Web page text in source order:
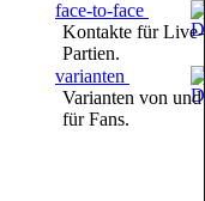
face-to-face
Kontakte für Live-
Partien.
varianten
Varianten von und
für Fans.